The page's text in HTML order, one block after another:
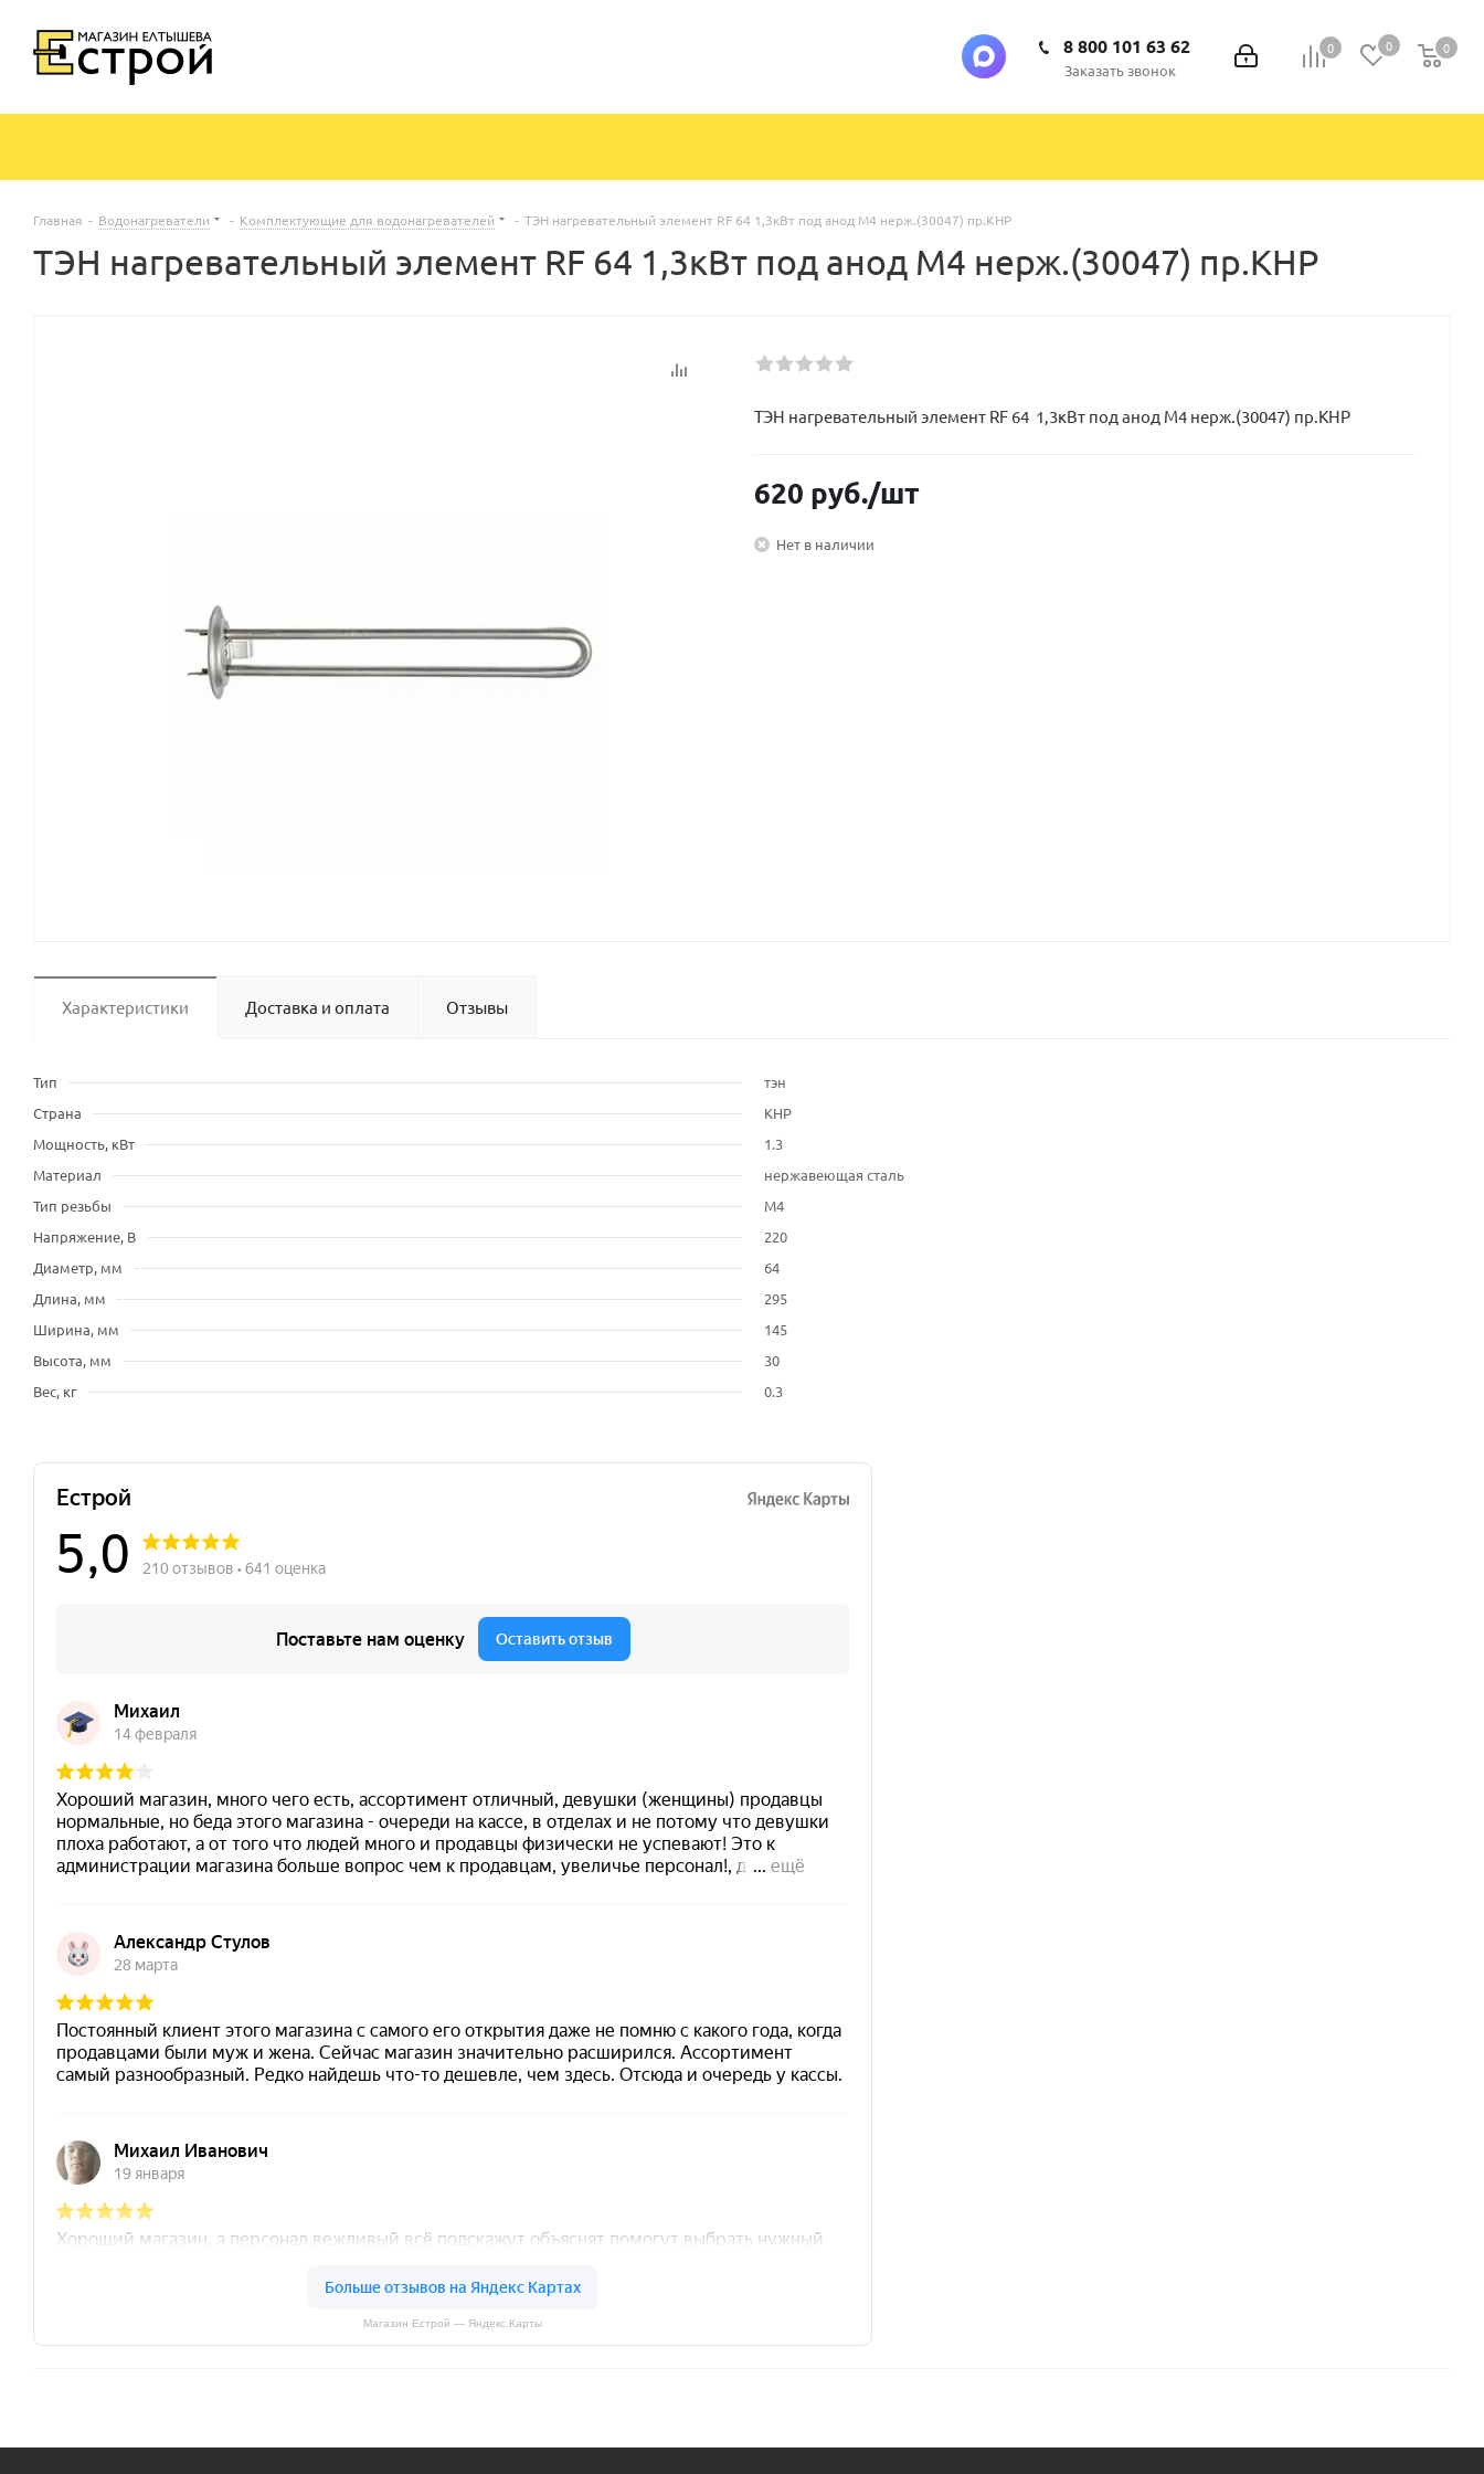
0 0 0
0
8 800 101 63 62
Заказать звонок
Главная - Водонагреватели - Комплектующие для водонагревателей - ТЭН нагревательный элемент RF 64 1,3кВт под анод М4 нерж.(30047) пр.КНР
ТЭН нагревательный элемент RF 64 1,3кВт под анод М4 нерж.(30047) пр.КНР
ТЭН нагревательный элемент RF 64 1,3кВт под анод М4 нерж.(30047) пр.КНР
620 руб./шт
Нет в наличии
Характеристики Доставка и оплата Отзывы
Тип
тэн
Страна
КНР
Мощность, кВт
1.3
Материал
нержавеющая сталь
Тип резьбы
М4
Напряжение, В
220
Диаметр, мм
64
Длина, мм
295
Ширина, мм
145
Высота, мм
30
Вес, кг
0.3
Магазин Естрой — Яндекс.Карты